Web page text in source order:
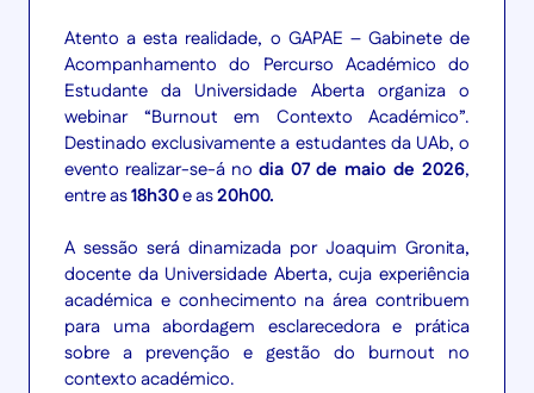
Atento a esta realidade, o GAPAE – Gabinete de
Acompanhamento do Percurso Académico do
Estudante da Universidade Aberta organiza o
webinar “Burnout em Contexto Académico”.
Destinado exclusivamente a estudantes da UAb, o
evento realizar-se-á no dia 07 de maio de 2026,
entre as18h30e as20h00.
A sessão será dinamizada por Joaquim Gronita,
docente da Universidade Aberta, cuja experiência
académica e conhecimento na área contribuem
para uma abordagem esclarecedora e prática
sobre a prevenção e gestão do burnout no
contexto académico.